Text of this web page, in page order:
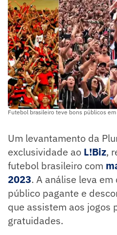
Futebol brasileiro teve bons públicos
Um levantamento da
exclusividade ao L!Biz,
futebol brasileiro com
2023. A análise leva
público pagante e
que assistem aos jogos
gratuidades.